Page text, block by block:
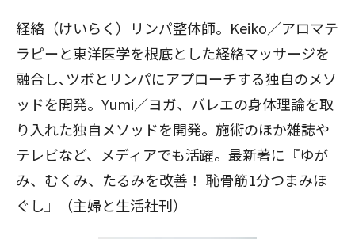
経絡（けいらく）リンパ整体師。Keiko／アロマテ
ラピーと東洋医学を根底とした経絡マッサージを
融合し､ツボとリンパにアプローチする独自のメソ
ッドを開発。Yumi／ヨガ、バレエの身体理論を取
り入れた独自メソッドを開発。施術のほか雑誌や
テレビなど、メディアでも活躍。最新著に『ゆが
み、むくみ、たるみを改善！ 恥骨筋1分つまみほ
ぐし』（主婦と生活社刊）